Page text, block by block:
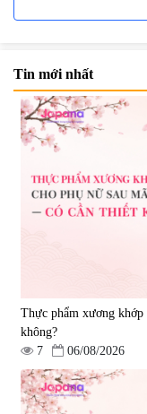
Mặt Nạ Nichiei Bussan
miếng)
0
1.890.000 đ
Viên uống hỗ trợ tăng
sinh lý nam Fujina
Tin mới nhất
Thực phẩm xương khớp
không?
7
06/08/2026